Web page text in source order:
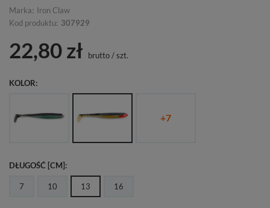
Marka: Iron Claw
Kod produktu: 307929
22,80 zł brutto/szt.
KOLOR
+7
DŁUGOŚĆ [CM]
7 10 13 16